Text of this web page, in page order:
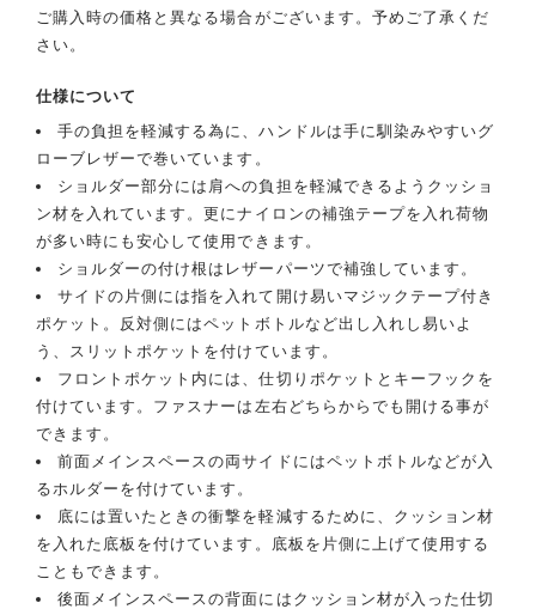
ご購入時の価格と異なる場合がございます。予めご了承くだ
さい。
仕様について
手の負担を軽減する為に、ハンドルは手に馴染みやすいグ
ローブレザーで巻いています。
ショルダー部分には肩への負担を軽減できるようクッショ
ン材を入れています。更にナイロンの補強テープを入れ荷物
が多い時にも安心して使用できます。
ショルダーの付け根はレザーパーツで補強しています。
サイドの片側には指を入れて開け易いマジックテープ付き
ポケット。反対側にはペットボトルなど出し入れし易いよ
う、スリットポケットを付けています。
フロントポケット内には、仕切りポケットとキーフックを
付けています。ファスナーは左右どちらからでも開ける事が
できます。
前面メインスペースの両サイドにはペットボトルなどが入
るホルダーを付けています。
底には置いたときの衝撃を軽減するために、クッション材
を入れた底板を付けています。底板を片側に上げて使用する
こともできます。
後面メインスペースの背面にはクッション材が入った仕切